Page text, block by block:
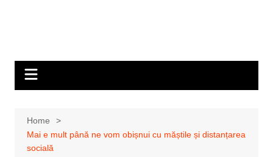
Home
Mai e mult până ne vom obișnui cu măștile și distanțarea
socială